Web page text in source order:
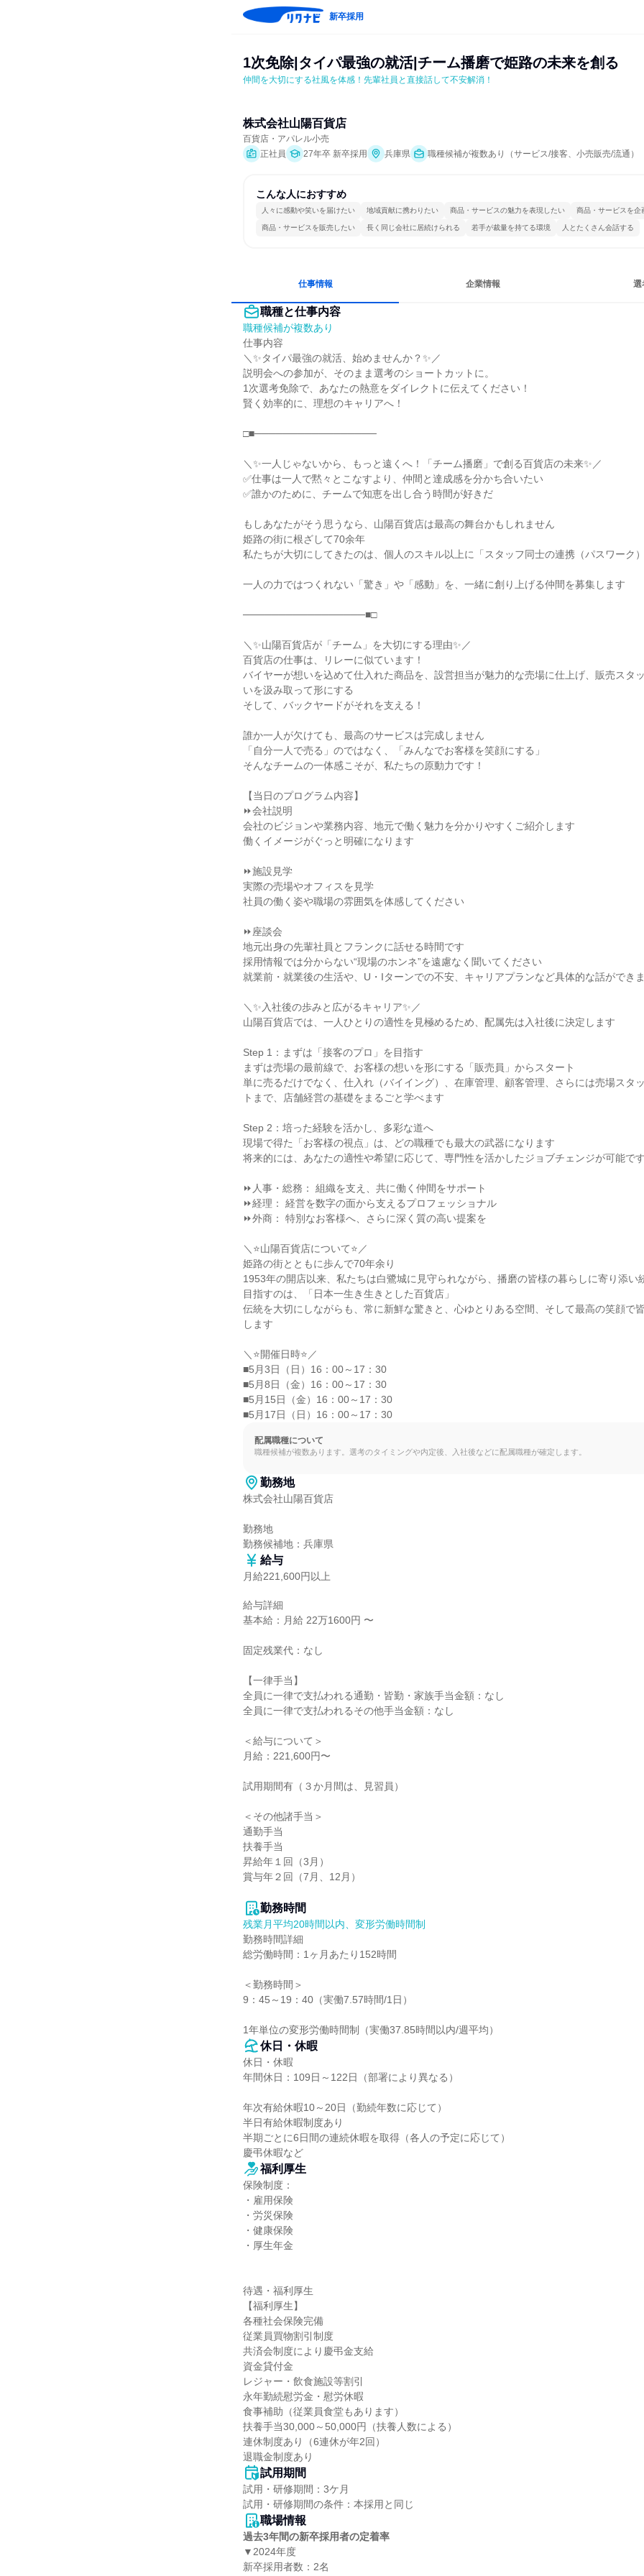
新卒採用
1次免除|タイパ最強の就活|チーム播磨で姫路の未来を創る
仲間を大切にする社風を体感！先輩社員と直接話して不安解消！
株式会社山陽百貨店
百貨店・アパレル小売
正社員
27年卒 新卒採用 兵庫県 職種候補が複数あり（サービス/接客、小売販売/流通）
こんな人におすすめ
人々に感動や笑いを届けたい 地域貢献に携わりたい 商品・サービスの魅力を表現したい 商品・サービスを企
商品・サービスを販売したい 長く同じ会社に居続けられる 若手が裁量を持てる環境 人とたくさん会話する
仕事情報 企業情報 選
職種と仕事内容
職種候補が複数あり
仕事内容
＼✨タイパ最強の就活、始めませんか？✨／
説明会への参加が、そのまま選考のショートカットに。
1次選考免除で、あなたの熱意をダイレクトに伝えてください！
賢く効率的に、理想のキャリアへ！
□■─────────────────
＼✨一人じゃないから、もっと遠くへ！「チーム播磨」で創る百貨店の未来✨／
✅仕事は一人で黙々とこなすより、仲間と達成感を分かち合いたい
✅誰かのために、チームで知恵を出し合う時間が好きだ
もしあなたがそう思うなら、山陽百貨店は最高の舞台かもしれません
姫路の街に根ざして70余年
私たちが大切にしてきたのは、個人のスキル以上に「スタッフ同士の連携（パスワーク
一人の力ではつくれない「驚き」や「感動」を、一緒に創り上げる仲間を募集します
─────────────────■□
＼✨山陽百貨店が「チーム」を大切にする理由✨／
百貨店の仕事は、リレーに似ています！
バイヤーが想いを込めて仕入れた商品を、設営担当が魅力的な売場に仕上げ、販売スタ
いを汲み取って形にする
そして、バックヤードがそれを支える！
誰か一人が欠けても、最高のサービスは完成しません
「自分一人で売る」のではなく、「みんなでお客様を笑顔にする」
そんなチームの一体感こそが、私たちの原動力です！
【当日のプログラム内容】
⏩会社説明
会社のビジョンや業務内容、地元で働く魅力を分かりやすくご紹介します
働くイメージがぐっと明確になります
⏩施設見学
実際の売場やオフィスを見学
社員の働く姿や職場の雰囲気を体感してください
⏩座談会
地元出身の先輩社員とフランクに話せる時間です
採用情報では分からない“現場のホンネ”を遠慮なく聞いてください
就業前・就業後の生活や、U・Iターンでの不安、キャリアプランなど具体的な話ができ
＼✨入社後の歩みと広がるキャリア✨／
山陽百貨店では、一人ひとりの適性を見極めるため、配属先は入社後に決定します
Step 1：まずは「接客のプロ」を目指す
まずは売場の最前線で、お客様の想いを形にする「販売員」からスタート
単に売るだけでなく、仕入れ（バイイング）、在庫管理、顧客管理、さらには売場スタ
トまで、店舗経営の基礎をまるごと学べます
Step 2：培った経験を活かし、多彩な道へ
現場で得た「お客様の視点」は、どの職種でも最大の武器になります
将来的には、あなたの適性や希望に応じて、専門性を活かしたジョブチェンジが可能です
⏩人事・総務： 組織を支え、共に働く仲間をサポート
⏩経理： 経営を数字の面から支えるプロフェッショナル
⏩外商： 特別なお客様へ、さらに深く質の高い提案を
＼⭐️山陽百貨店について⭐️／
姫路の街とともに歩んで70年余り
1953年の開店以来、私たちは白鷺城に見守られながら、播磨の皆様の暮らしに寄り添い
目指すのは、「日本一生き生きとした百貨店」
伝統を大切にしながらも、常に新鮮な驚きと、心ゆとりある空間、そして最高の笑顔で
します
＼⭐️開催日時⭐️／
■5月3日（日）16：00～17：30
■5月8日（金）16：00～17：30
■5月15日（金）16：00～17：30
■5月17日（日）16：00～17：30
配属職種について
職種候補が複数あります。選考のタイミングや内定後、入社後などに配属職種が確定します。
勤務地
株式会社山陽百貨店
勤務地
勤務候補地：兵庫県
給与
月給221,600円以上
給与詳細
基本給：月給 22万1600円 〜
固定残業代：なし
【一律手当】
全員に一律で支払われる通勤・皆勤・家族手当金額：なし
全員に一律で支払われるその他手当金額：なし
＜給与について＞
月給：221,600円〜
試用期間有（３か月間は、見習員）
＜その他諸手当＞
通勤手当
扶養手当
昇給年１回（3月）
賞与年２回（7月、12月）
勤務時間
残業月平均20時間以内、変形労働時間制
勤務時間詳細
総労働時間：1ヶ月あたり152時間
＜勤務時間＞
9：45～19：40（実働7.57時間/1日）
1年単位の変形労働時間制（実働37.85時間以内/週平均）
休日・休暇
休日・休暇
年間休日：109日～122日（部署により異なる）
年次有給休暇10～20日（勤続年数に応じて）
半日有給休暇制度あり
半期ごとに6日間の連続休暇を取得（各人の予定に応じて）
慶弔休暇など
福利厚生
保険制度：
・雇用保険
・労災保険
・健康保険
・厚生年金
待遇・福利厚生
【福利厚生】
各種社会保険完備
従業員買物割引制度
共済会制度により慶弔金支給
資金貸付金
レジャー・飲食施設等割引
永年勤続慰労金・慰労休暇
食事補助（従業員食堂もあります）
扶養手当30,000～50,000円（扶養人数による）
連休制度あり（6連休が年2回）
退職金制度あり
試用期間
試用・研修期間：3ケ月
職場情報
過去3年間の新卒採用者の定着率
▼2024年度
新卒採用者数：2名